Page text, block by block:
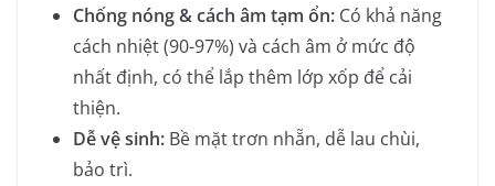
Chống nóng & cách âm tạm ổn: Có khả năng
cách nhiệt (90-97%) và cách âm ở mức độ
nhất định, có thể lắp thêm lớp xốp để cải
thiện.
Dễ vệ sinh: Bề mặt trơn nhẵn, dễ lau chùi,
bảo trì.